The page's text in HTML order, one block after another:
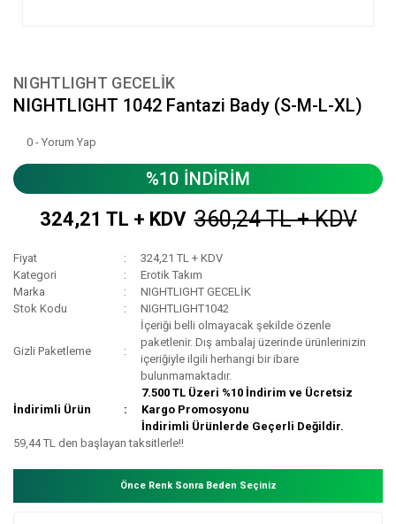
NIGHTLIGHT GECELİK
NIGHTLIGHT 1042 Fantazi Bady (S-M-L-XL)
0 - Yorum Yap
%10 İNDİRİM
324,21 TL + KDV 360,24 TL + KDV
Fiyat
324,21 TL + KDV
Kategori
Erotik Takım
Marka
NIGHTLIGHT GECELİK
Stok Kodu
NIGHTLIGHT1042
Gizli Paketleme
İçeriği belli olmayacak şekilde özenle
paketlenir. Dış ambalaj üzerinde ürünlerinizin
içeriğiyle ilgili herhangi bir ibare
bulunmamaktadır.
İndirimli Ürün
7.500 TL Üzeri %10 İndirim ve Ücretsiz
Kargo Promosyonu
İndirimli Ürünlerde Geçerli Değildir.
59,44 TL den başlayan taksitlerle!!
Önce Renk Sonra Beden Seçiniz